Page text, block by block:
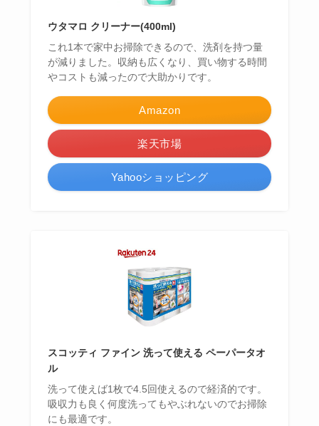
ウタマロ クリーナー(400ml)
これ1本で家中お掃除できるので、洗剤を持つ量
が減りました。収納も広くなり、買い物する時間
やコストも減ったので大助かりです。
Amazon
楽天市場
Yahooショッピング
スコッティ ファイン 洗って使える ペーパータオ
ル
洗って使えば1枚で4.5回使えるので経済的です。
吸収力も良く何度洗ってもやぶれないのでお掃除
にも最適です。